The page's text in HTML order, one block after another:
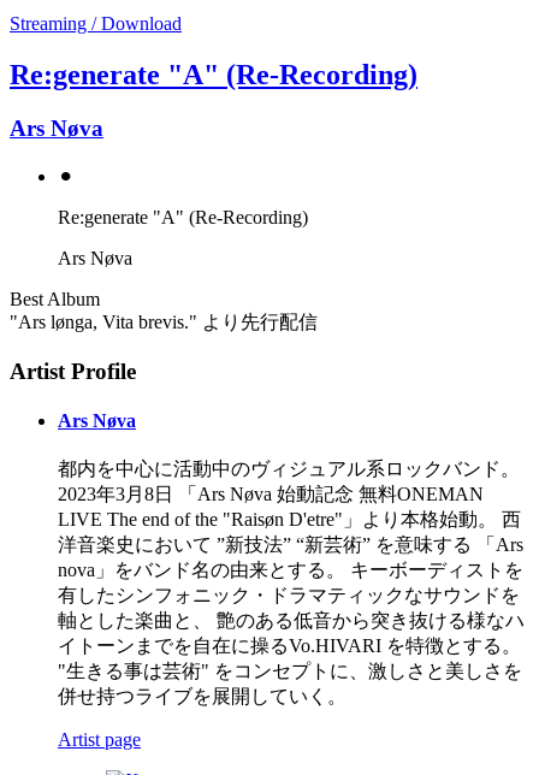
Streaming / Download
Re:generate "A" (Re-Recording)
Ars Nøva
⚫︎
Re:generate "A" (Re-Recording)
Ars Nøva
Best Album
"Ars lønga, Vita brevis." より先行配信
Artist Profile
Ars Nøva
都内を中心に活動中のヴィジュアル系ロックバンド。
2023年3月8日 「Ars Nøva 始動記念 無料ONEMAN
LIVE The end of the "Raisøn D'etre"」より本格始動​。 西
洋音楽史において ”新技法” “新芸術” を意味する 「Ars
nova」をバンド名の由来とする。 キーボーディストを
有したシンフォニック・ドラマティックなサウンドを
軸とした楽曲と、 艶のある低音から突き抜ける様なハ
イトーンまでを自在に操るVo.HIVARI を特徴とする。
"生きる事は芸術" をコンセプトに、激しさと美しさを
併せ持つライブを展開していく。
Artist page